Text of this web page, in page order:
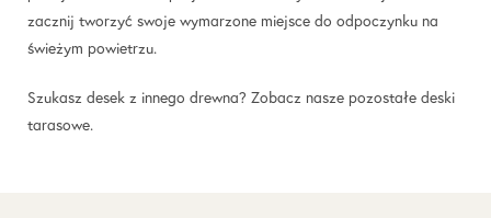
zacznij tworzyć swoje wymarzone miejsce do odpoczynku na
świeżym powietrzu.
Szukasz desek z innego drewna? Zobacz nasze pozostałe deski
tarasowe.